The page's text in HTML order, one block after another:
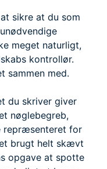
sikre at du som
meget naturligt,
kontrollør.
sammen med.
du skriver giver
nøglebegreb,
repræsenteret for
brugt helt skævt
opgave at spotte